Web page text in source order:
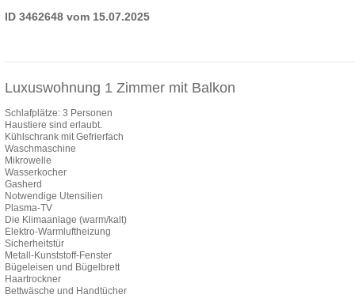
ID 3462648 vom 15.07.2025
Luxuswohnung 1 Zimmer mit Balkon
Schlafplätze: 3 Personen
Haustiere sind erlaubt.
Kühlschrank mit Gefrierfach
Waschmaschine
Mikrowelle
Wasserkocher
Gasherd
Notwendige Utensilien
Plasma-TV
Die Klimaanlage (warm/kalt)
Elektro-Warmluftheizung
Sicherheitstür
Metall-Kunststoff-Fenster
Bügeleisen und Bügelbrett
Haartrockner
Bettwäsche und Handtücher